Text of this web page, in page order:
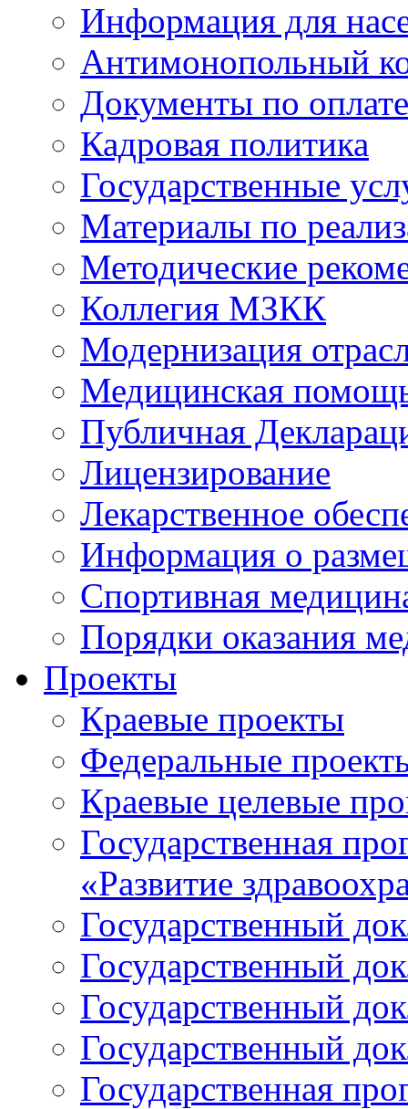
Информация для
Антимонопольный
Документы по
Кадровая политика
Государственные
Материалы по
Методические
Коллегия МЗКК
Модернизация
Медицинская
Публичная
Лицензирование
Лекарственное
Информация о
Спортивная
Порядки оказания
Проекты
Краевые проекты
Федеральные
Краевые целевые
Государственная
«Развитие
Государственный
Государственный
Государственный
Государственный
Государственная